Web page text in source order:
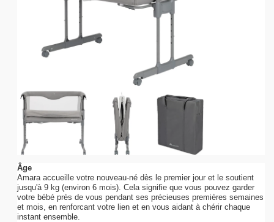
Âge
Amara accueille votre nouveau-né dès le premier jour et le soutient
jusqu'à 9 kg (environ 6 mois). Cela signifie que vous pouvez garder
votre bébé près de vous pendant ses précieuses premières semaines
et mois, en renforcant votre lien et en vous aidant à chérir chaque
instant ensemble.